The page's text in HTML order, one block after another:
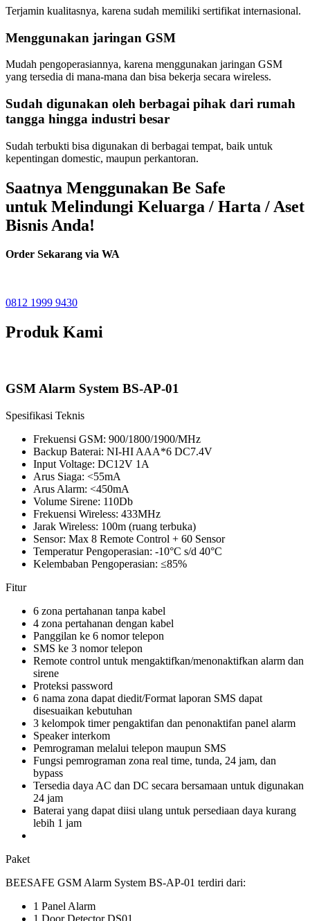
Terjamin kualitasnya, karena sudah memiliki sertifikat internasional.
Menggunakan jaringan GSM
Mudah pengoperasiannya, karena menggunakan jaringan GSM
yang tersedia di mana-mana dan bisa bekerja secara wireless.
Sudah digunakan oleh berbagai pihak dari rumah
tangga hingga industri besar
Sudah terbukti bisa digunakan di berbagai tempat, baik untuk
kepentingan domestic, maupun perkantoran.
Saatnya Menggunakan Be Safe
untuk Melindungi Keluarga / Harta / Aset
Bisnis Anda!
Order Sekarang via WA
0812 1999 9430
Produk Kami
GSM Alarm System BS-AP-01
Spesifikasi Teknis
Frekuensi GSM: 900/1800/1900/MHz
Backup Baterai: NI-HI AAA*6 DC7.4V
Input Voltage: DC12V 1A
Arus Siaga: <55mA
Arus Alarm: <450mA
Volume Sirene: 110Db
Frekuensi Wireless: 433MHz
Jarak Wireless: 100m (ruang terbuka)
Sensor: Max 8 Remote Control + 60 Sensor
Temperatur Pengoperasian: -10°C s/d 40°C
Kelembaban Pengoperasian: ≤85%
Fitur
6 zona pertahanan tanpa kabel
4 zona pertahanan dengan kabel
Panggilan ke 6 nomor telepon
SMS ke 3 nomor telepon
Remote control untuk mengaktifkan/menonaktifkan alarm dan
sirene
Proteksi password
6 nama zona dapat diedit/Format laporan SMS dapat
disesuaikan kebutuhan
3 kelompok timer pengaktifan dan penonaktifan panel alarm
Speaker interkom
Pemrograman melalui telepon maupun SMS
Fungsi pemrograman zona real time, tunda, 24 jam, dan
bypass
Tersedia daya AC dan DC secara bersamaan untuk digunakan
24 jam
Baterai yang dapat diisi ulang untuk persediaan daya kurang
lebih 1 jam
Paket
BEESAFE GSM Alarm System BS-AP-01 terdiri dari:
1 Panel Alarm
1 Door Detector DS01